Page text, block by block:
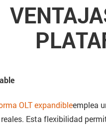
OLT expandibleemplea
Esta flexibilidad